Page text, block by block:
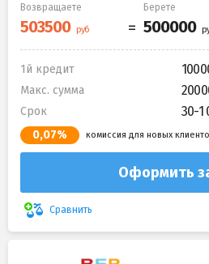
Возвращаете Берете
1й кредит
Макс. сумма
Срок 30-1
0,07% комиссия для новых
Оформить
Сравнить